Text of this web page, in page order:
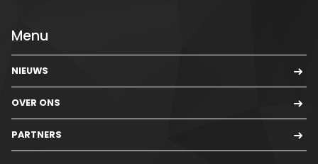
Menu
NIEUWS
OVER ONS
PARTNERS